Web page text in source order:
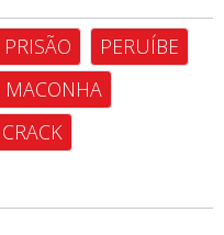
PRISÃO
PERUÍBE
MACONHA
CRACK